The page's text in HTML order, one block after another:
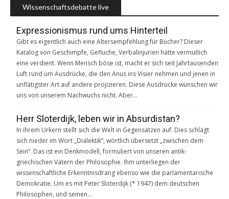
Wissenschaftsdebatte live
Expressionismus rund ums Hinterteil
Gibt es eigentlich auch eine Altersempfehlung für Bücher? Dieser
Katalog von Geschimpfe, Gefluche, Verbalinjurien hätte vermutlich
eine verdient. Wenn Mensch böse ist, macht er sich seit Jahrtausenden
Luft rund um Ausdrücke, die den Anus ins Visier nehmen und jenen in
unflätigster Art auf andere projizieren. Diese Ausdrücke wünschen wir
uns von unserem Nachwuchs nicht. Aber…
Herr Sloterdijk, leben wir in Absurdistan?
In ihrem Urkern stellt sich die Welt in Gegensätzen auf. Dies schlägt
sich nieder im Wort „Dialektik“, wörtlich übersetzt „zwischen dem
Sein“. Das ist ein Denkmodell, formuliert von unseren antik-
griechischen Vätern der Philosophie. Ihm unterliegen der
wissenschaftliche Erkenntnisdrang ebenso wie die parlamentarische
Demokratie. Um es mit Peter Sloterdijk (* 1947) dem deutschen
Philosophen, und seinen…